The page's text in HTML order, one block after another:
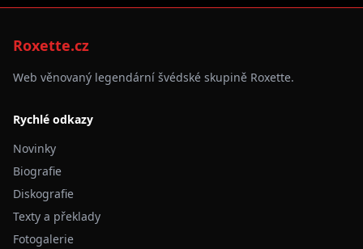
Roxette.cz
Web věnovaný legendární švédské skupině Roxette.
Rychlé odkazy
Novinky
Biografie
Diskografie
Texty a překlady
Fotogalerie